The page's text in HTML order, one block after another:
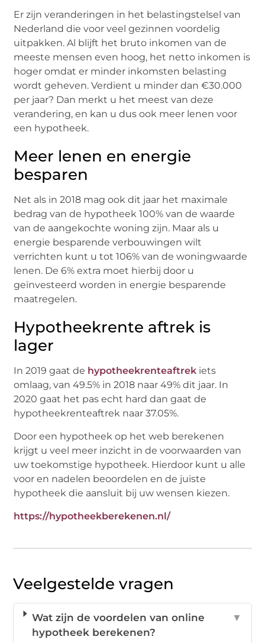
Er zijn veranderingen in het belastingstelsel van
Nederland die voor veel gezinnen voordelig
uitpakken. Al blijft het bruto inkomen van de
meeste mensen even hoog, het netto inkomen is
hoger omdat er minder inkomsten belasting
wordt geheven. Verdient u minder dan €30.000
per jaar? Dan merkt u het meest van deze
verandering, en kan u dus ook meer lenen voor
een hypotheek.
Meer lenen en energie
besparen
Net als in 2018 mag ook dit jaar het maximale
bedrag van de hypotheek 100% van de waarde
van de aangekochte woning zijn. Maar als u
energie besparende verbouwingen wilt
verrichten kunt u tot 106% van de woningwaarde
lenen. De 6% extra moet hierbij door u
geïnvesteerd worden in energie besparende
maatregelen.
Hypotheekrente aftrek is
lager
In 2019 gaat de hypotheekrenteaftrek iets
omlaag, van 49.5% in 2018 naar 49% dit jaar. In
2020 gaat het pas echt hard dan gaat de
hypotheekrenteaftrek naar 37.05%.
Door een hypotheek op het web berekenen
krijgt u veel meer inzicht in de voorwaarden van
uw toekomstige hypotheek. Hierdoor kunt u alle
voor en nadelen beoordelen en de juiste
hypotheek die aansluit bij uw wensen kiezen.
https://hypotheekberekenen.nl/
Veelgestelde vragen
Wat zijn de voordelen van online
hypotheek berekenen?
▼